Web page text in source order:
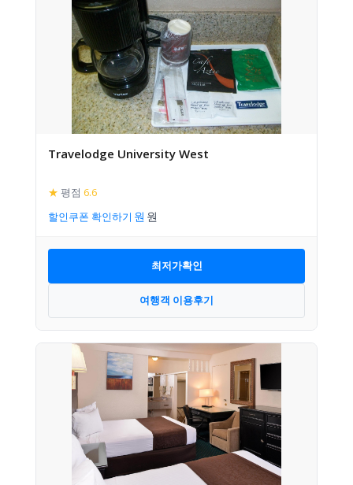
Travelodge University West
★ 평점 6.6
할인쿠폰 확인하기
최저가확인
여행객 이용후기